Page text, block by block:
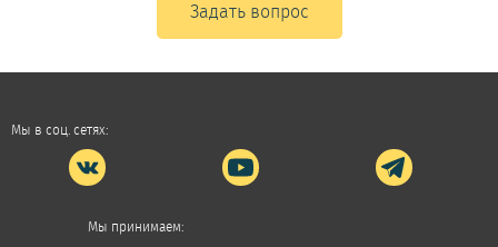
Задать вопрос
Мы в соц. сетях:
Мы принимаем: